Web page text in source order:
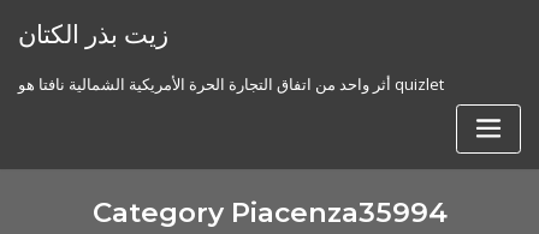
زيت بذر الكتان
أثر واحد من اتفاق التجارة الحرة الأمريكية الشمالية نافتا هو quizlet
Category Piacenza35994